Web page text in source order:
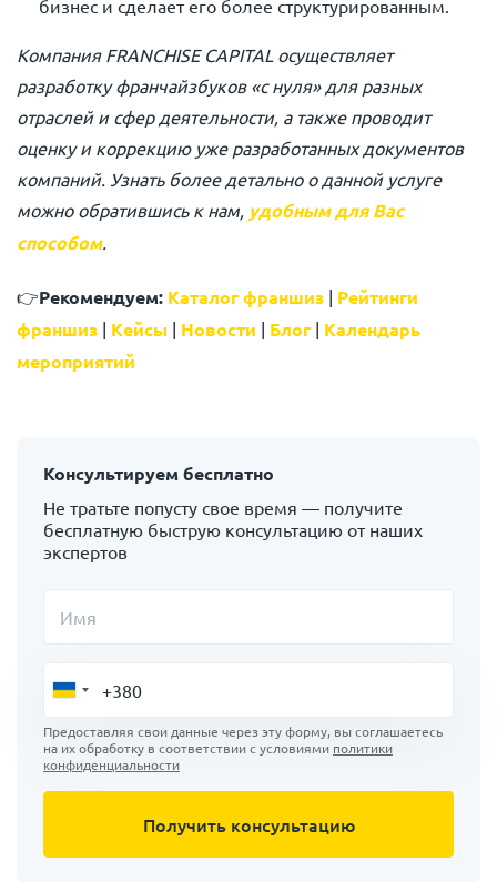
бизнес и сделает его более структурированным.
Компания FRANCHISE CAPITALосуществляет
разработку франчайзбуков «с нуля» для разных
отраслей и сфер деятельности, а также проводит
оценку и коррекцию уже разработанных документов
компаний. Узнать более детально о данной услуге
можно обратившись к нам, удобным для Вас
способом.
👉Рекомендуем: Каталог франшиз | Рейтинги
франшиз | Кейсы | Новости | Блог| Календарь
мероприятий
Консультируем бесплатно
Не тратьте попусту свое время — получите
бесплатную быструю консультацию от наших
экспертов
Имя
Предоставляя свои данные через эту форму, вы соглашаетесь
на их обработку в соответствии с условиями политики
конфиденциальности